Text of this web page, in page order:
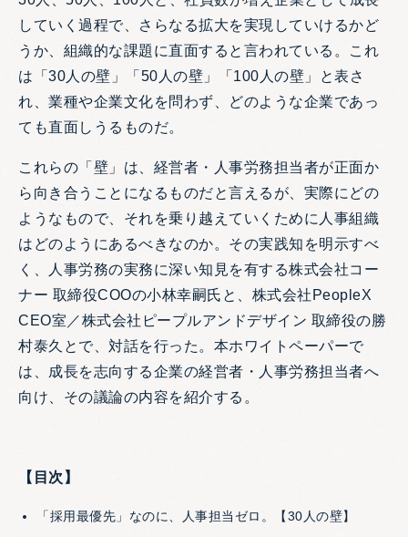
していく過程で、さらなる拡大を実現していけるかど
うか、組織的な課題に直面すると言われている。これ
は「30人の壁」「50人の壁」「100人の壁」と表さ
れ、業種や企業文化を問わず、どのような企業であっ
ても直面しうるものだ。
これらの「壁」は、経営者・人事労務担当者が正面か
ら向き合うことになるものだと言えるが、実際にどの
ようなもので、それを乗り越えていくために人事組織
はどのようにあるべきなのか。その実践知を明示すべ
く、人事労務の実務に深い知見を有する株式会社コー
ナー 取締役COOの小林幸嗣氏と、株式会社PeopleX
CEO室／株式会社ピープルアンドデザイン 取締役の勝
村泰久とで、対話を行った。本ホワイトペーパーで
は、成長を志向する企業の経営者・人事労務担当者へ
向け、その議論の内容を紹介する。
【目次】
「採用最優先」なのに、人事担当ゼロ。【30人の壁】